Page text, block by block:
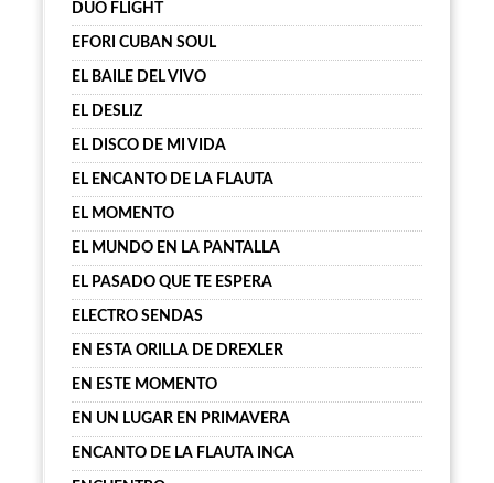
DUO FLIGHT
EFORI CUBAN SOUL
EL BAILE DEL VIVO
EL DESLIZ
EL DISCO DE MI VIDA
EL ENCANTO DE LA FLAUTA
EL MOMENTO
EL MUNDO EN LA PANTALLA
EL PASADO QUE TE ESPERA
ELECTRO SENDAS
EN ESTA ORILLA DE DREXLER
EN ESTE MOMENTO
EN UN LUGAR EN PRIMAVERA
ENCANTO DE LA FLAUTA INCA